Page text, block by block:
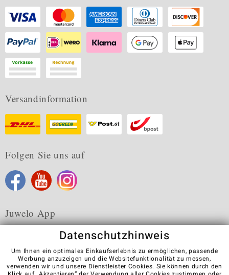
Versandinformation
Folgen Sie uns auf
Juwelo App
Karriere AGB Datenschutz Cookies
Impressum
Datenschutzhinweis
Um Ihnen ein optimales Einkaufserlebnis zu ermöglichen, passende
Werbung anzuzeigen und die Websitefunktionalität zu messen,
verwenden wir und unsere Dienstleister Cookies. Sie können durch den